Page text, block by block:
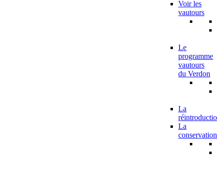
Voir les
vautours
Le
programme
vautours
du Verdon
La
La
conservation